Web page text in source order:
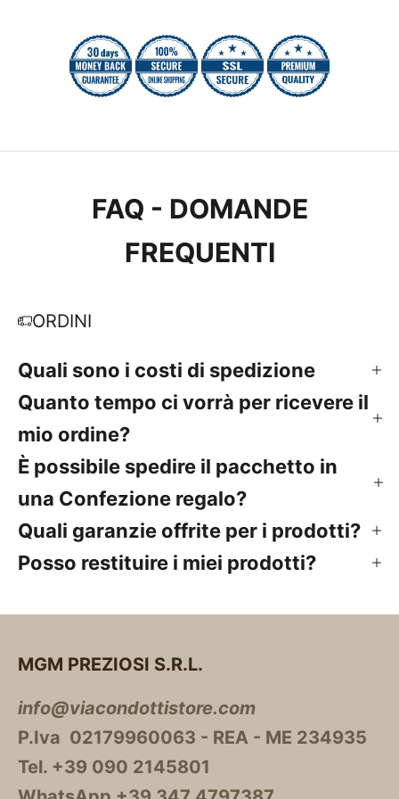
FAQ - DOMANDE
FREQUENTI
ORDINI
Quali sono i costi di spedizione
Quanto tempo ci vorrà per ricevere il
mio ordine?
È possibile spedire il pacchetto in
una Confezione regalo?
Quali garanzie offrite per i prodotti?
Posso restituire i miei prodotti?
MGM PREZIOSI S.R.L.
info@viacondottistore.com
P.Iva 02179960063 - REA - ME 234935
Tel. +39 090 2145801